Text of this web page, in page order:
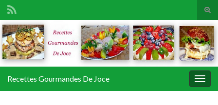
Search for:
Recettes Gourmandes De Joce